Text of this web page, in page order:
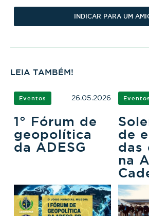
INDICAR PARA UM
LEIA TAMBÉM!
Eventos 26.05.2026
1° Fórum de
geopolítica
da ADESG
Eventos
de
das
na